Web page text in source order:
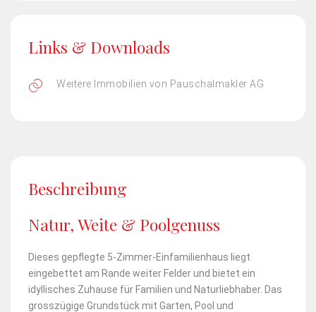
Links & Downloads
Weitere Immobilien von Pauschalmakler AG
Beschreibung
Natur, Weite & Poolgenuss
Dieses gepflegte 5-Zimmer-Einfamilienhaus liegt
eingebettet am Rande weiter Felder und bietet ein
idyllisches Zuhause für Familien und Naturliebhaber. Das
grosszügige Grundstück mit Garten, Pool und